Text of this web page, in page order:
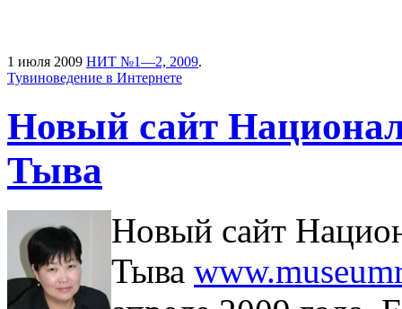
1 июля 2009 НИТ №1—2, 2009.
Тувиноведение в Интернете
Новый сайт
Тыва
Новый сайт
Тыва